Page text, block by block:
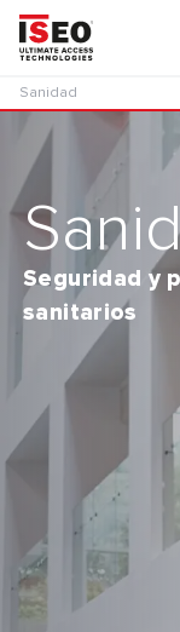
Sanidad
Seguridad y
sanitarios